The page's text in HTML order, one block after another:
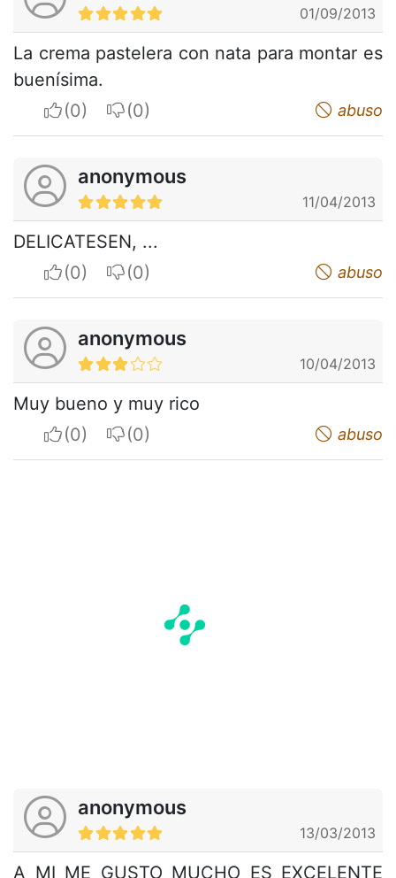
01/09/2013
La crema pastelera con nata para montar es
buenísima.
I apreciateI do not appreciate abuso
anonymous
11/04/2013
DELICATESEN, ...
I apreciateI do not appreciate abuso
anonymous
10/04/2013
Muy bueno y muy rico
I apreciateI do not appreciate abuso
anonymous
13/03/2013
A MI ME GUSTO MUCHO ES EXCELENTE